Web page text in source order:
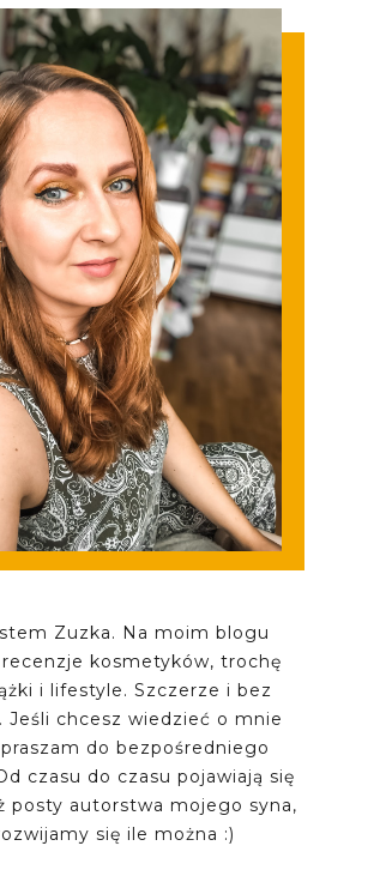
Zuzka. Na moim blogu
kosmetyków, trochę
i lifestyle. Szczerze i bez
Jeśli chcesz wiedzieć o mnie
do bezpośredniego
czasu do czasu pojawiają się
posty autorstwa mojego syna,
się ile można :)